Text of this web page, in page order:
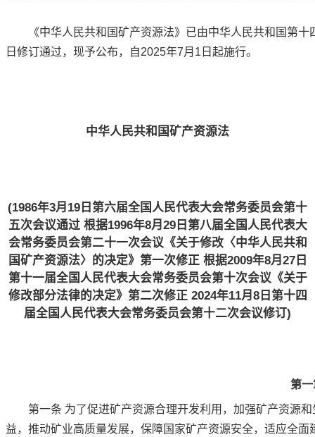
《中华人民共和国矿产资源法》已由中华人民共和国第
日修订通过，现予公布，自2025年7月1日起施行。
中华人民共和国矿产资源法
(1986年3月19日第六届全国人民代表大会常务委员会第十
五次会议通过 根据1996年8月29日第八届全国人民代表大
会常务委员会第二十一次会议《关于修改〈中华人民共和
国矿产资源法〉的决定》 第一次修正 根据2009年8月27日
第十一届全国人民代表大会常务委员会第十次会议《关于
修改部分法律的决定》 第二次修正 2024年11月8日第十四
届全国人民代表大会常务委员会第十二次会议修订)
第
第一条 为了促进矿产资源合理开发利用，加强矿产资源
益，推动矿业高质量发展，保障国家矿产资源安全，适应全